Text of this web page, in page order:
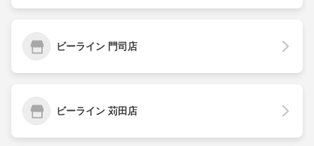
ビーライン 門司店
ビーライン 苅田店